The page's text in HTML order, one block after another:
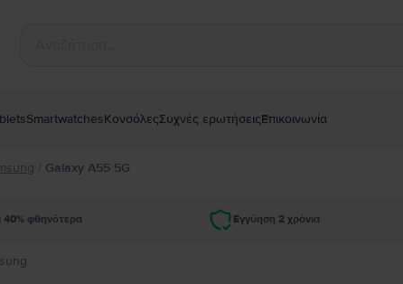
SmartwatchesΚονσόλεςΣυχνές ερωτήσειςΕπικοινωνία
/ Galaxy A55 5G
40% φθηνότερα Εγγύηση 2 χρόνια